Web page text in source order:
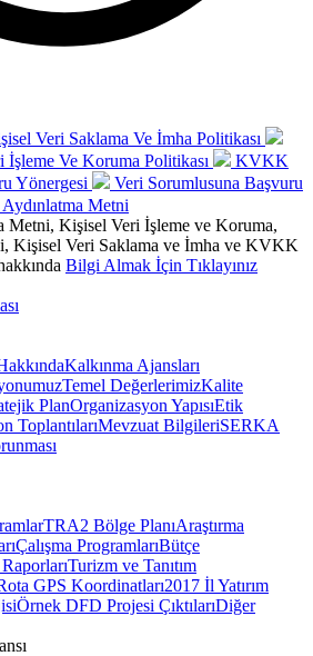
Veri Saklama Ve İmha Politikası
Ve Koruma Politikası
KVKK
Yönergesi
Veri Sorumlusuna Başvuru
Aydınlatma Metni
Metni, Kişisel Veri İşleme ve Koruma,
Kişisel Veri Saklama ve İmha ve KVKK
Bilgi Almak İçin Tıklayınız
Kalkınma Ajansları
Temel DeğerlerimizKalite
PlanOrganizasyon YapısıEtik
ToplantılarıMevzuat BilgileriSERKA
TRA2 Bölge PlanıAraştırma
Çalışma ProgramlarıBütçe
Turizm ve Tanıtım
GPS Koordinatları2017 İl Yatırım
Örnek DFD Projesi ÇıktılarıDiğer